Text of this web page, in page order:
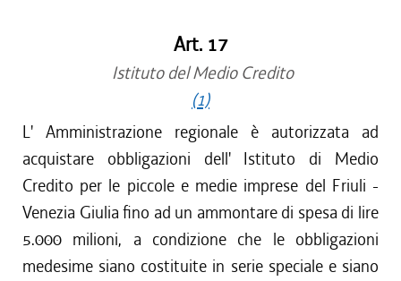
Art. 17
Istituto del Medio Credito
(1)
L' Amministrazione regionale è autorizzata ad
acquistare obbligazioni dell' Istituto di Medio
Credito per le piccole e medie imprese del Friuli -
Venezia Giulia fino ad un ammontare di spesa di lire
5.000 milioni, a condizione che le obbligazioni
medesime siano costituite in serie speciale e siano